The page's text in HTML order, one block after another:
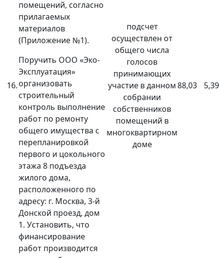
16.
помещений, согласно
прилагаемых
материалов
(Приложение №1).
Поручить ООО «Эко-
Эксплуатация»
организовать
строительный
контроль выполнение
работ по ремонту
общего имущества с
перепланировкой
первого и цокольного
этажа 8 подъезда
жилого дома,
расположенного по
адресу: г. Москва, 3-й
Донской проезд, дом
1. Установить, что
финансирование
работ производится
подсчет
осуществлен от
общего числа
голосов
принимающих
участие в данном
собрании
собственников
помещений в
многоквартирном
доме
88,03 5,39